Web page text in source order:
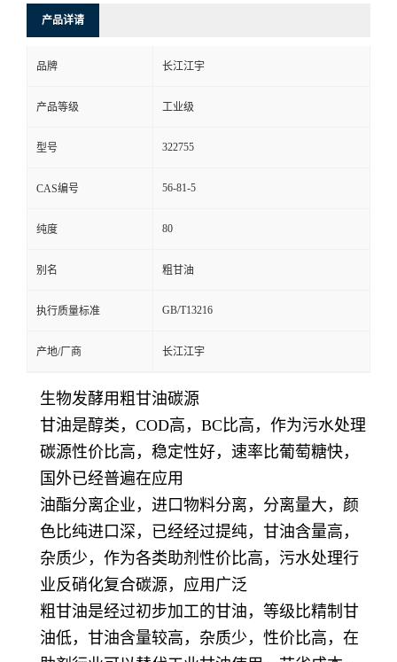
产品详请
品牌 长江江宇
产品等级 工业级
型号 322755
CAS编号 56-81-5
纯度 80
别名 粗甘油
执行质量标准 GB/T13216
产地/厂商 长江江宇
生物发酵用粗甘油碳源
甘油是醇类，COD高，BC比高，作为污水处理
碳源性价比高，稳定性好，速率比葡萄糖快，
国外已经普遍在应用
油酯分离企业，进口物料分离，分离量大，颜
色比纯进口深，已经经过提纯，甘油含量高，
杂质少，作为各类助剂性价比高，污水处理行
业反硝化复合碳源，应用广泛
粗甘油是经过初步加工的甘油，等级比精制甘
油低，甘油含量较高，杂质少，性价比高，在